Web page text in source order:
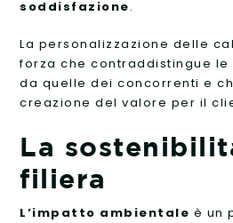
soddisfazione.
La personalizzazione delle
forza che contraddistingue le
da quelle dei concorrenti e
creazione del valore per il
La
filiera
L’impatto ambientale è un